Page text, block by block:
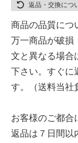
返品・交換につ
商品の品質につ
万一商品が破損
文と異なる場合
下さい。すぐに
す。（送料当社
お客様のご都合
返品は７日間以